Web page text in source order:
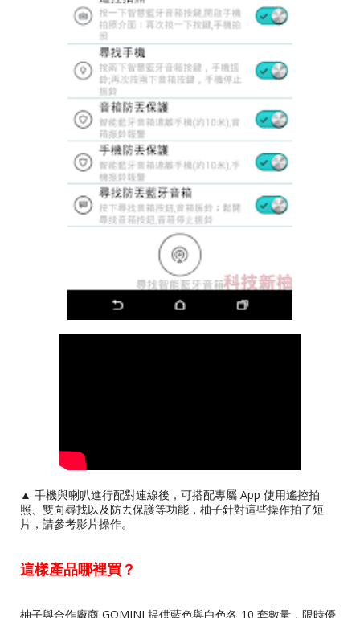
▲ 手機與喇叭進行配對連線後，可搭配專屬 App 使用遙控拍
照、雙向尋找以及防丟保護等功能，柚子針對這些操作拍了短
片，請參考影片操作。
這樣產品哪裡買？
柚子與合作廠商 GOMINI 提供藍色與白色各 10 套數量，限時優